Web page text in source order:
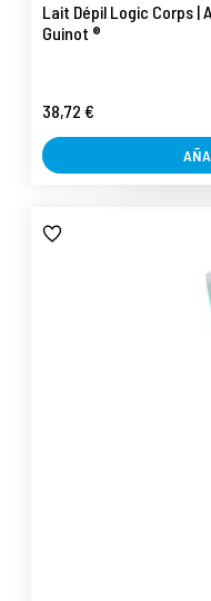
Lait Dépil Logic Corps |
Guinot ®
38,72 €